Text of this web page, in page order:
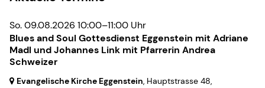
So. 09.08.2026 10:00–11:00 Uhr
Blues and Soul Gottesdienst Eggenstein mit Adriane
Madl und Johannes Link mit Pfarrerin Andrea
Schweizer
Evangelische Kirche Eggenstein, Hauptstrasse 48,